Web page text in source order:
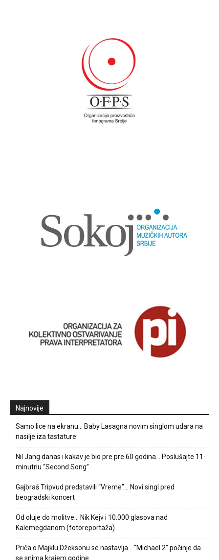
Najnovije
Samo lice na ekranu… Baby Lasagna novim singlom udara na
nasilje iza tastature
Nil Jang danas i kakav je bio pre pre 60 godina… Poslušajte 11-
minutnu “Second Song”
Gajbraš Tripvud predstavili “Vreme”… Novi singl pred
beogradski koncert
Od oluje do molitve… Nik Kejv i 10.000 glasova nad
Kalemegdanom (fotoreportaža)
Priča o Majklu Džeksonu se nastavlja… “Michael 2” počinje da
se snima krajem godine